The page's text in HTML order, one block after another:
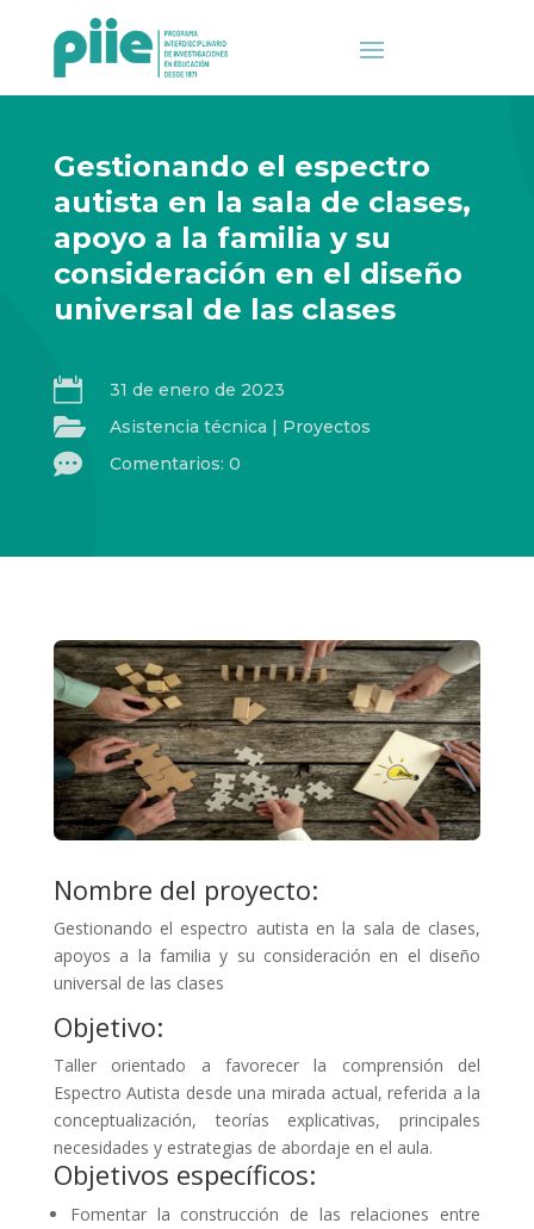
Gestionando el espectro
autista en la sala de clases,
apoyo a la familia y su
consideración en el diseño
universal de las clases
 31 de enero de 2023
 Asistencia técnica | Proyectos
 Comentarios: 0
Nombre del proyecto:
Gestionando el espectro autista en la sala de clases,
apoyos a la familia y su consideración en el diseño
universal de las clases
Objetivo:
Taller orientado a favorecer la comprensión del
Espectro Autista desde una mirada actual, referida a la
conceptualización, teorías explicativas, principales
necesidades y estrategias de abordaje en el aula.
Objetivos específicos:
Fomentar la construcción de las relaciones entre